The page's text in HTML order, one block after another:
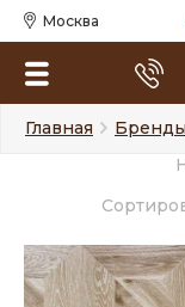
Москва
Главная Бренды